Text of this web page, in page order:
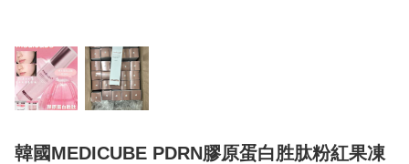
韓國MEDICUBE PDRN膠原蛋白胜肽粉紅果凍